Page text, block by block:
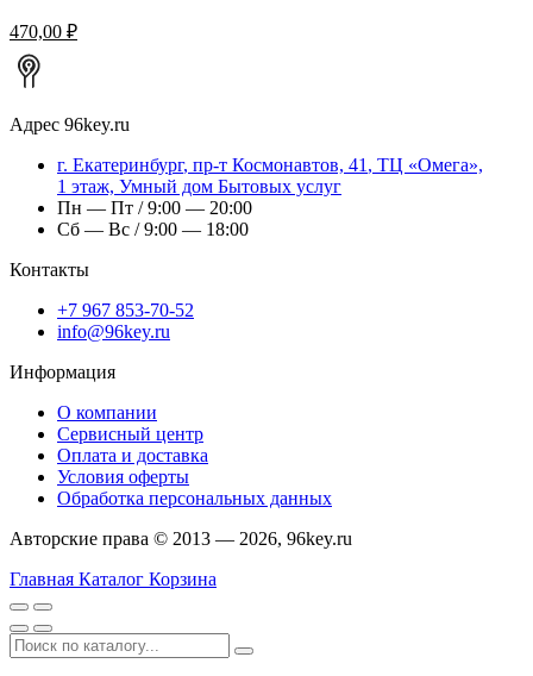
470,00 ₽
Адрес 96key.ru
г. Екатеринбург, пр-т Космонавтов, 41, ТЦ «Омега»,
1 этаж, Умный дом Бытовых услуг
Пн — Пт / 9:00 — 20:00
Сб — Вс / 9:00 — 18:00
Контакты
+7 967 853-70-52
info@96key.ru
Информация
О компании
Сервисный центр
Оплата и доставка
Условия оферты
Обработка персональных данных
Авторские права © 2013 — 2026, 96key.ru
Главная Каталог Корзина